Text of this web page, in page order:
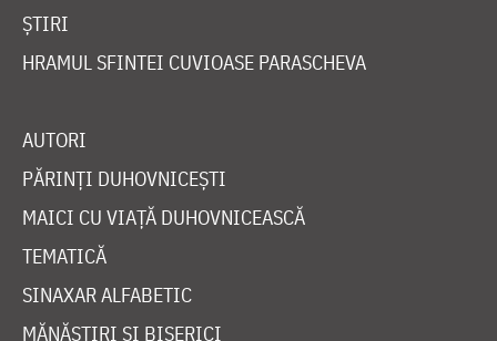
ȘTIRI
HRAMUL SFINTEI CUVIOASE PARASCHEVA
AUTORI
PĂRINȚI DUHOVNICEȘTI
MAICI CU VIAȚĂ DUHOVNICEASCĂ
TEMATICĂ
SINAXAR ALFABETIC
MĂNĂSTIRI ȘI BISERICI